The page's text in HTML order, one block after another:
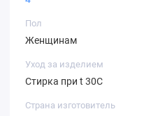
Пол
Женщинам
Уход за изделием
Стирка при t 30С
Страна изготовитель